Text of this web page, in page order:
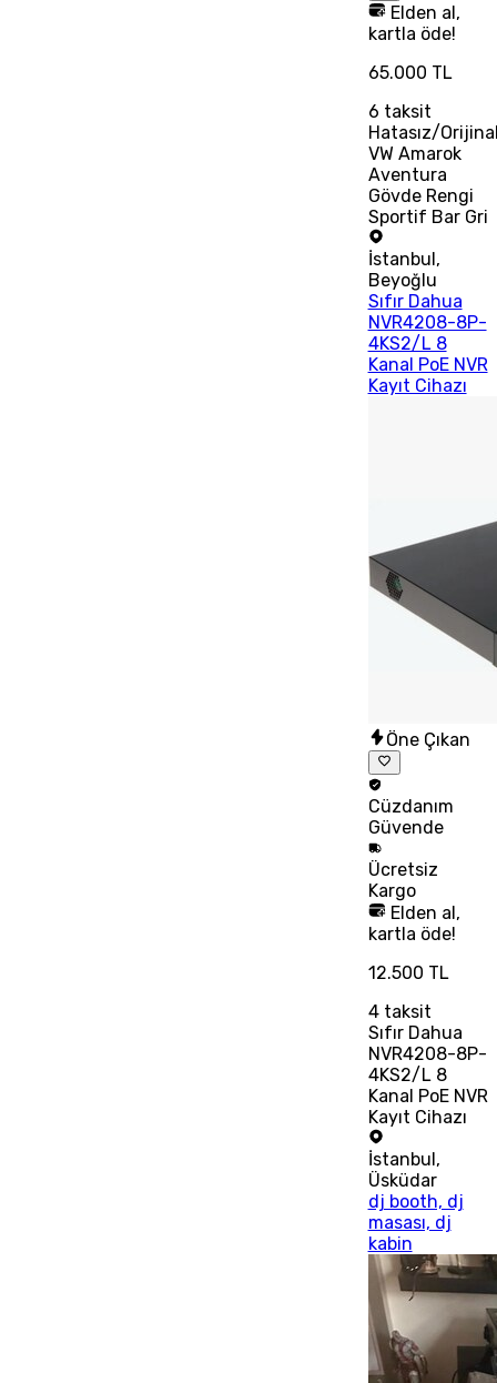
Elden al,
kartla öde!
65.000 TL
6 taksit
Hatasız/
VW Amarok
Aventura
Gövde Rengi
Sportif Bar Gri
İstanbul,
Beyoğlu
Sıfır Dahua
NVR4208-8P-
4KS2/L 8
Kanal PoE NVR
Kayıt Cihazı
Öne Çıkan
Cüzdanım
Güvende
Ücretsiz
Kargo
Elden al,
kartla öde!
12.500 TL
4taksit
Sıfır Dahua
NVR4208-8P-
4KS2/L 8
Kanal PoE NVR
Kayıt Cihazı
İstanbul,
Üsküdar
dj booth, dj
masası, dj
kabin